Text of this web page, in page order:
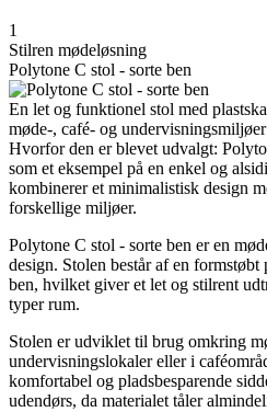
1
Stilren mødeløsning
Polytone C stol - sorte ben
En let og funktionel stol med
møde-, café- og
Hvorfor den er blevet udvalgt:
som et eksempel på en enkel og
kombinerer et minimalistisk design
forskellige miljøer.
Polytone C stol - sorte ben er en
design. Stolen består af en formstøbt
ben, hvilket giver et let og stilrent
typer rum.
Stolen er udviklet til brug omkring
undervisningslokaler eller i
komfortabel og pladsbesparende
udendørs, da materialet tåler